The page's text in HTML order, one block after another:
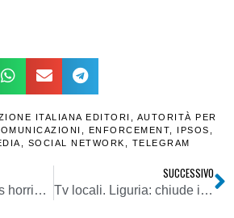
ITALIANA EDITORI
AUTORITÀ PER
ENFORCEMENT IPSOS
SOCIAL NETWORK TELEGRAM
Over the top. Annus horribilis per Disney: il top manager Kevin Mayer abbandona la nave in tempesta. E approda a Tik Tok
SUCCESSIVO
Tv locali. Liguria: chiude i battenti Imperia Tv, storica voce del Ponente e di una bella fetta della regione. Grande rammarico e molti rimpianti